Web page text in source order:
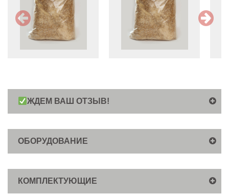
ЖДЕМ ВАШ ОТЗЫВ!
ОБОРУДОВАНИЕ
КОМПЛЕКТУЮЩИЕ